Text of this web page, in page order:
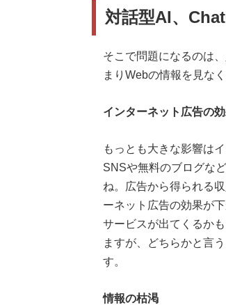
対話型AI、
そこで問題になるのは
まりWebの情報を見な
インターネット広告の
もっとも大きな影響は
SNSや無料のブログな
ね。広告から得られる
ーネット広告の効果が
サービスが出てくるか
ますが、どちらかと言
す。
情報の枯渇